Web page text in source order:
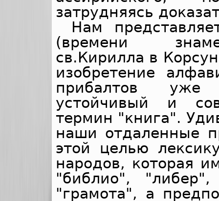
затрудняясь
Нам
(времени
св.Кирилла в
изобретение
прибалтов уже
устойчивый и
термин "книга".
наши отдаленные
этой целью
народов, которая
"библио", "либер",
"грамота", а